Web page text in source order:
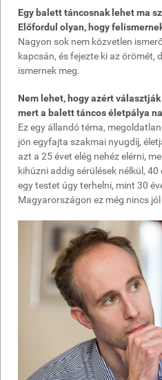
Egy balett táncosnak lehet ma
Előfordul olyan, hogy
Nagyon sok nem közvetlen
kapcsán, és fejezte ki az örömét,
ismernek meg.
Nem lehet, hogy azért
mert a balett táncos életpálya
Ez egy állandó téma,
jön egyfajta szakmai nyugdíj,
azt a 25 évet elég nehéz elérni,
kihúzni addig sérülések nélkül,
egy testet úgy terhelni, mint 30
Magyarországon ez még nincs